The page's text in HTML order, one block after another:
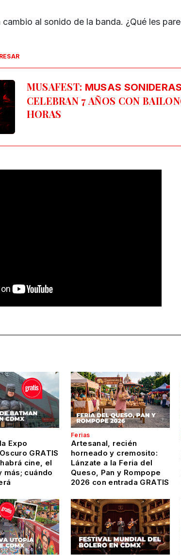
al sonido de la banda. ¿Qué les
MUSAFEST: MUSAS SONIDERAS
CELEBRAN 7 AÑOS CON
HORAS
Expo
GRATIS
cine, el
más; cuándo
Ferias
Artesanal, recién
horneado y cremosito:
Lánzate a la Feria del
Queso, Pan y Rompope
2026 con entrada GRATIS